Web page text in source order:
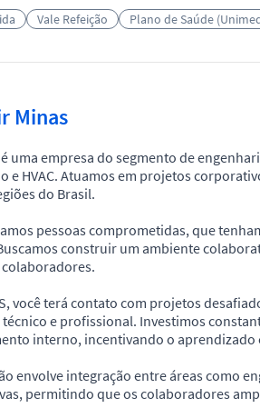
Vale Refeição Plano de Saúde
Minas
é uma empresa do segmento de
e HVAC. Atuamos em projetos
do Brasil.
pessoas comprometidas, que
construir um ambiente
você terá contato com projetos
e profissional. Investimos
interno, incentivando o aprendizado
envolve integração entre áreas como
permitindo que os colaboradores